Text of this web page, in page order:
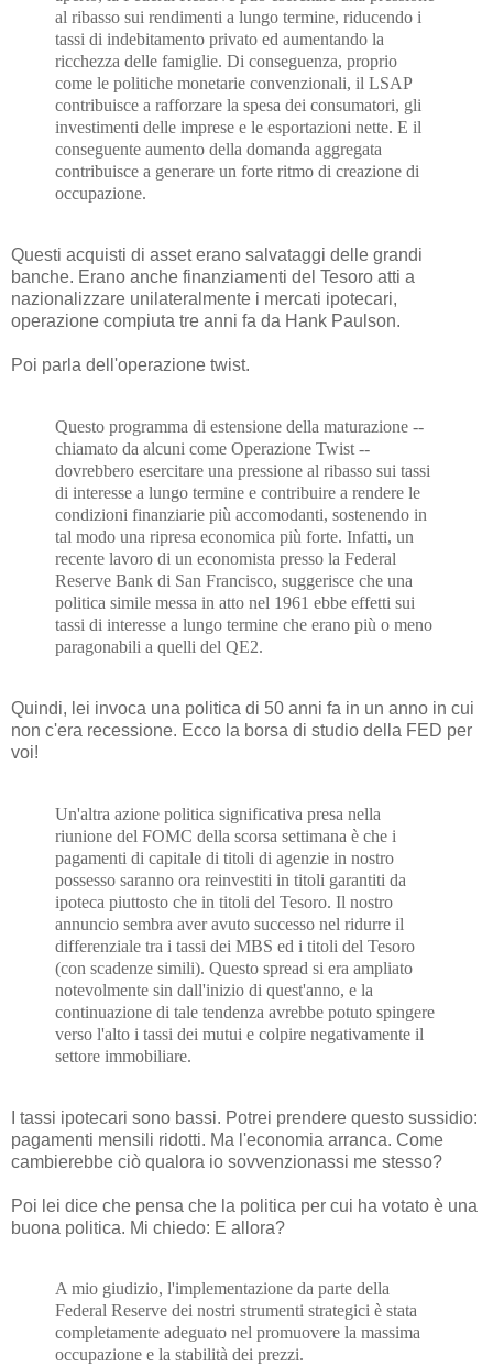
al ribasso sui rendimenti a lungo termine, riducendo i
tassi di indebitamento privato ed aumentando la
ricchezza delle famiglie. Di conseguenza, proprio
come le politiche monetarie convenzionali, il LSAP
contribuisce a rafforzare la spesa dei consumatori, gli
investimenti delle imprese e le esportazioni nette. E il
conseguente aumento della domanda aggregata
contribuisce a generare un forte ritmo di creazione di
occupazione.
Questi acquisti di asset erano salvataggi delle grandi
banche. Erano anche finanziamenti del Tesoro atti a
nazionalizzare unilateralmente i mercati ipotecari,
operazione compiuta tre anni fa da Hank Paulson.
Poi parla dell'operazione twist.
Questo programma di estensione della maturazione --
chiamato da alcuni come Operazione Twist --
dovrebbero esercitare una pressione al ribasso sui tassi
di interesse a lungo termine e contribuire a rendere le
condizioni finanziarie più accomodanti, sostenendo in
tal modo una ripresa economica più forte. Infatti, un
recente lavoro di un economista presso la Federal
Reserve Bank di San Francisco, suggerisce che una
politica simile messa in atto nel 1961 ebbe effetti sui
tassi di interesse a lungo termine che erano più o meno
paragonabili a quelli del QE2.
Quindi, lei invoca una politica di 50 anni fa in un anno in cui
non c'era recessione. Ecco la borsa di studio della FED per
voi!
Un'altra azione politica significativa presa nella
riunione del FOMC della scorsa settimana è che i
pagamenti di capitale di titoli di agenzie in nostro
possesso saranno ora reinvestiti in titoli garantiti da
ipoteca piuttosto che in titoli del Tesoro. Il nostro
annuncio sembra aver avuto successo nel ridurre il
differenziale tra i tassi dei MBS ed i titoli del Tesoro
(con scadenze simili). Questo spread si era ampliato
notevolmente sin dall'inizio di quest'anno, e la
continuazione di tale tendenza avrebbe potuto spingere
verso l'alto i tassi dei mutui e colpire negativamente il
settore immobiliare.
I tassi ipotecari sono bassi. Potrei prendere questo sussidio:
pagamenti mensili ridotti. Ma l'economia arranca. Come
cambierebbe ciò qualora io sovvenzionassi me stesso?
Poi lei dice che pensa che la politica per cui ha votato è una
buona politica. Mi chiedo: E allora?
A mio giudizio, l'implementazione da parte della
Federal Reserve dei nostri strumenti strategici è stata
completamente adeguato nel promuovere la massima
occupazione e la stabilità dei prezzi.